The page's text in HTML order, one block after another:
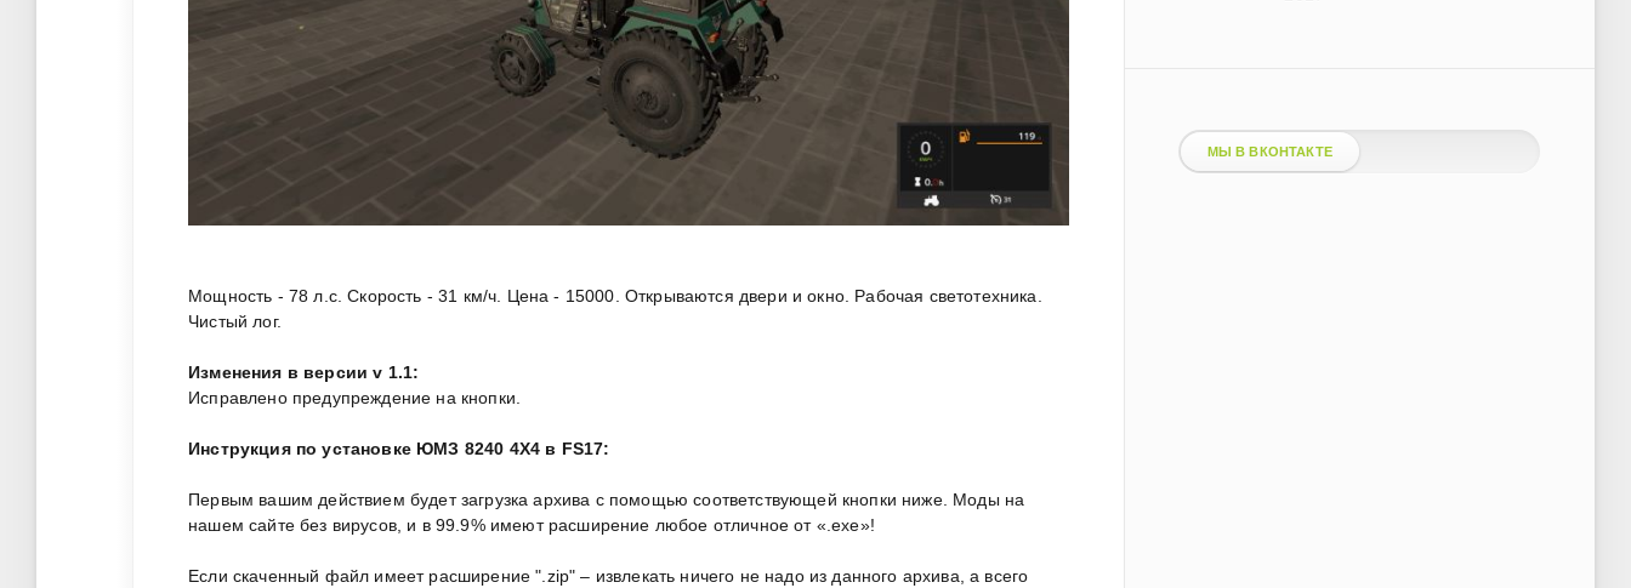
Мощность - 78 л.с. Скорость - 31 км/ч. Цена - 15000. Открываются двери и окно. Рабочая светотехника.
Чистый лог.
Изменения в версии v 1.1:
Исправлено предупреждение на кнопки.
Инструкция по установке ЮМЗ 8240 4X4 в FS17:
Первым вашим действием будет загрузка архива с помощью соответствующей кнопки ниже. Моды на
нашем сайте без вирусов, и в 99.9% имеют расширение любое отличное от «.exe»!
Если скаченный файл имеет расширение ".zip" – извлекать ничего не надо из данного архива, а всего
МЫ В ВКОНТАКТЕ